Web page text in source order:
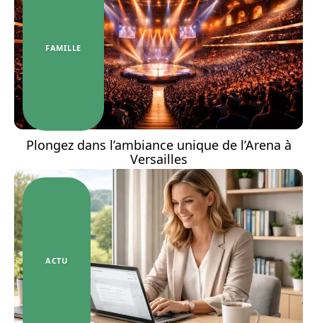
FAMILLE
Plongez dans l’ambiance unique de l’Arena à
Versailles
ACTU